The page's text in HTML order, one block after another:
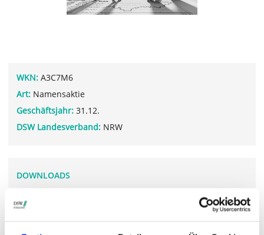
WKN: A3C7M6
Art: Namensaktie
Geschäftsjahr: 31.12.
DSW Landesverband: NRW
DOWNLOADS